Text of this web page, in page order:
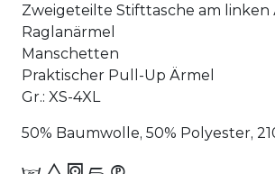
Zweigeteilte Stifttasche am linken
Raglanärmel
Manschetten
Praktischer Pull-Up Ärmel
Gr.: XS-4XL
50% Baumwolle, 50% Polyester,